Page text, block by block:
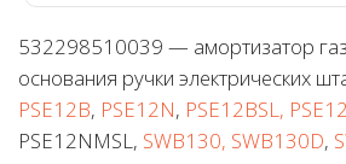
532298510039 — амортизатор
основания ручки электрических
PSE12B, PSE12N, PSE12BSL,
PSE12NMSL, SWB130, SWB130D,